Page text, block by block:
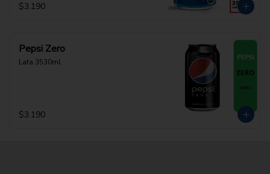
$3.190
Pepsi Zero
Lata 3530ml
$3.190